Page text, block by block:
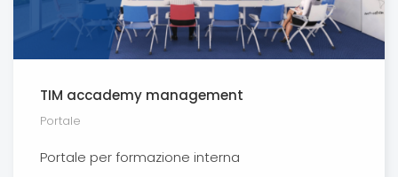
TIM accademy management
Portale
Portale per formazione interna